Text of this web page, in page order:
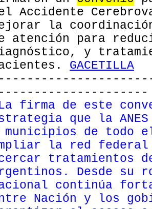
Accidente
la
atención para
y
GACETILLA
firma de este
que la
municipios de todo
la red federal
tratamientos
Desde su
continúa
Nación y los